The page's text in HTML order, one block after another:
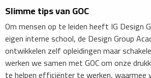
Slimme tips van GOC
Om mensen op te leiden heeft IG Design
eigen interne school, de Design Group
ontwikkelen zelf opleidingen maar
werken we samen met GOC om onze